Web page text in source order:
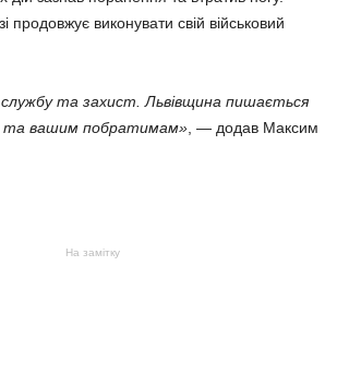
продовжує виконувати свій військовий
та захист. Львівщина пишається
та вашим побратимам» , — додав Максим
На замітку